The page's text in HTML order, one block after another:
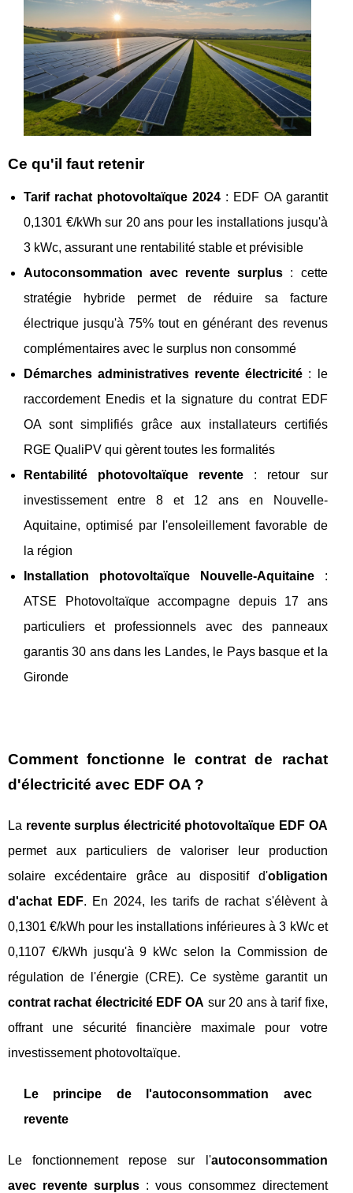
Ce qu'il faut retenir
Tarif rachat photovoltaïque 2024: EDF OA garantit
0,1301 €/kWh sur 20 ans pour les installations jusqu'à
3 kWc, assurant une rentabilité stable et prévisible
Autoconsommation avec revente surplus : cette
stratégie hybride permet de réduire sa facture
électrique jusqu'à 75% tout en générant des revenus
complémentaires avec le surplus non consommé
Démarches administratives revente électricité : le
raccordement Enedis et la signature du contrat EDF
OA sont simplifiés grâce aux installateurs certifiés
RGE QualiPV qui gèrent toutes les formalités
Rentabilité photovoltaïque revente : retour sur
investissement entre 8 et 12 ans en Nouvelle-
Aquitaine, optimisé par l'ensoleillement favorable de
la région
Installation photovoltaïque Nouvelle-Aquitaine:
ATSE Photovoltaïque accompagne depuis 17 ans
particuliers et professionnels avec des panneaux
garantis 30 ans dans les Landes, le Pays basque et la
Gironde
Comment fonctionne le contrat de rachat
d'électricité avec EDF OA ?
La revente surplus électricité photovoltaïque EDF OA
permet aux particuliers de valoriser leur production
solaire excédentaire grâce au dispositif d'obligation
d'achat EDF. En 2024, les tarifs de rachat s'élèvent à
0,1301 €/kWh pour les installations inférieures à 3 kWc et
0,1107 €/kWh jusqu'à 9 kWc selon la Commission de
régulation de l'énergie (CRE). Ce système garantit un
contrat rachat électricité EDF OA sur 20 ans à tarif fixe,
offrant une sécurité financière maximale pour votre
investissement photovoltaïque.
Le principe de l'autoconsommation avec
revente
Le fonctionnement repose sur l'autoconsommation
avec revente surplus: vous consommez directement